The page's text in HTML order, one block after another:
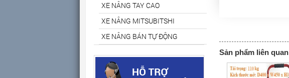
Sản phẩm liên quan
XE NÂNG TAY CAO
XE NÂNG MITSUBITSHI
XE NÂNG BÁN TỰ ĐỘNG